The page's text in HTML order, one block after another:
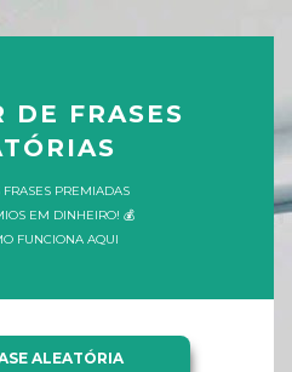
DE FRASES
FRASES PREMIADAS
EM DINHEIRO! 💰
FUNCIONA AQUI
ALEATÓRIA